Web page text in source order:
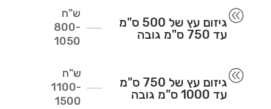
@
גיזום עץ של 500 ס"מ
עד 750 ס"מ גובה
ש"ח
800-
1050
@
גיזום עץ של 750 ס"מ
עד 1000 ס"מ גובה
ש"ח
1100-
1500